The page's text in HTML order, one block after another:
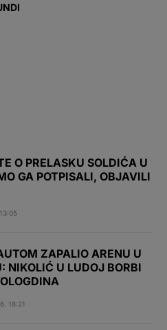
O PRELASKU SOLDIĆA U
GA POTPISALI, OBJAVILI
ZAPALIO ARENU U
NIKOLIĆ U LUDOJ BORBI
18:21